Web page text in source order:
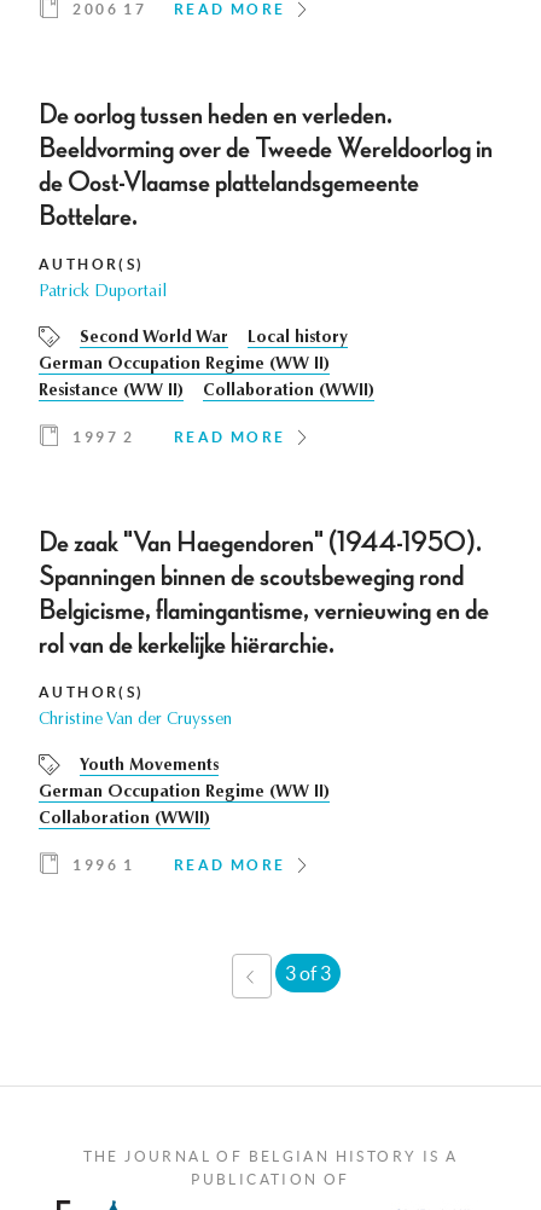
2006 17 READ MORE
De oorlog tussen heden en verleden.
Beeldvorming over de Tweede Wereldoorlog in
de Oost-Vlaamse plattelandsgemeente
Bottelare.
AUTHOR(S)
Patrick Duportail
Second World War
Local history
German Occupation Regime (WW II)
Resistance (WW II)
Collaboration (WWII)
1997 2 READ MORE
De zaak "Van Haegendoren" (1944-1950).
Spanningen binnen de scoutsbeweging rond
Belgicisme, flamingantisme, vernieuwing en de
rol van de kerkelijke hiërarchie.
AUTHOR(S)
Christine Van der Cruyssen
Youth Movements
German Occupation Regime (WW II)
Collaboration (WWII)
1996 1 READ MORE
‹
PREVIOUS
3 of 3
THE JOURNAL OF BELGIAN HISTORY IS A
PUBLICATION OF